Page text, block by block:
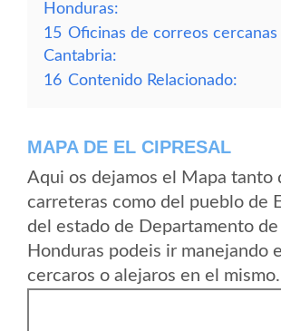
Honduras:
15 Oficinas de correos cercanas
Cantabria:
16 Contenido Relacionado:
MAPA DE EL CIPRESAL
Aqui os dejamos el Mapa tanto
carreteras como del pueblo de
del estado de Departamento de
Honduras podeis ir manejando
cercaros o alejaros en el mismo.